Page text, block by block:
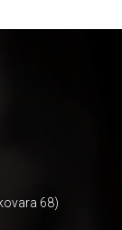
68)